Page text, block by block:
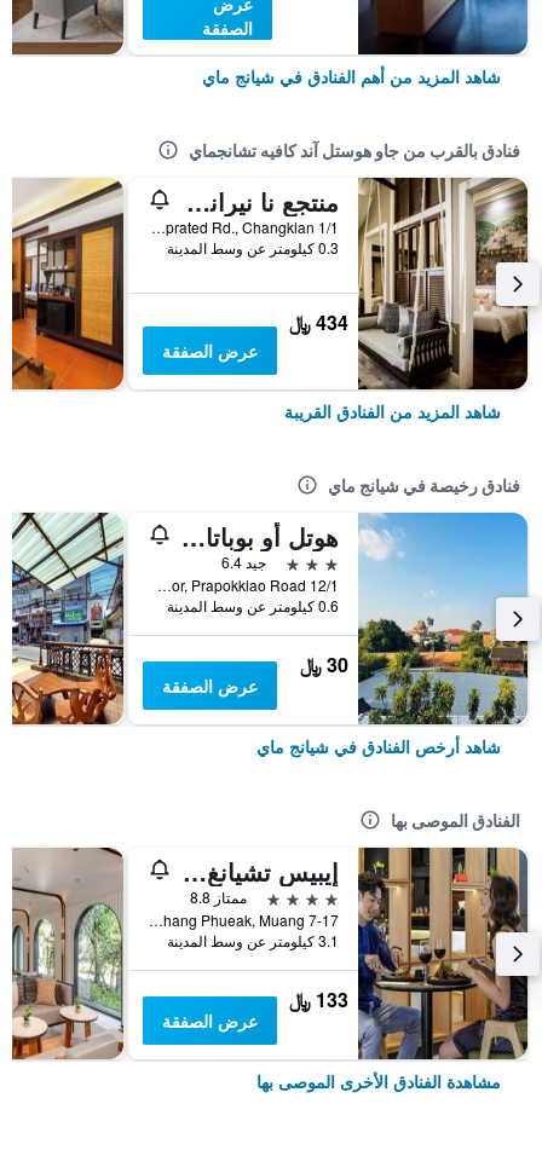
الصفقة
شاهد المزيد من أهم الفنادق في شيانج ماي
فنادق بالقرب من جاو هوستل آند كافيه تشانجماي
منتجع نا نيراند الرومنسي البوتيكي
1/1 Soi 9, Chalernprated Rd., Changklan, شيانج ماي, تايلاند
0.3 كيلومتر عن وسط المدينة
434 ﷼
عرض الصفقة
شاهد المزيد من الفنادق القريبة
فنادق رخيصة في شيانج ماي
هوتل أو بوباتارا تشيانغماي
3 نجوم
جيد 6.4
12/1 Soi 4 Kor, Prapokklao Road, شيانج ماي, تايلاند
0.6 كيلومتر عن وسط المدينة
30 ﷼
عرض الصفقة
شاهد أرخص الفنادق في شيانج ماي
الفنادق الموصى بها
إيبيس تشيانغ ماي نيمان جورنيوب
4 نجوم
ممتاز 8.8
7-17 Moo 2, Huay Kaew Road Chang Phueak, Muang, شيانج ماي, تايلاند
3.1 كيلومتر عن وسط المدينة
133 ﷼
عرض الصفقة
مشاهدة الفنادق الأخرى الموصى بها